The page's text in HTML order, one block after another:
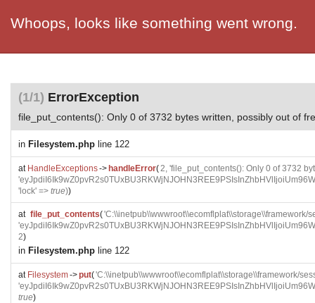
Whoops, looks like something went wrong.
(1/1) ErrorException
file_put_contents(): Only 0 of 3732 bytes written, possibly out of
in Filesystem.php line 122
at HandleExceptions->handleError( 2, 'file_put_contents(): Only 0 of 3732
'lock' => true))
at file_put_contents(
2)
in Filesystem.php line 122
at Filesystem->put('C:\\inetpub\\wwwroot\\ecomflplat\\storage\\framework/
true)